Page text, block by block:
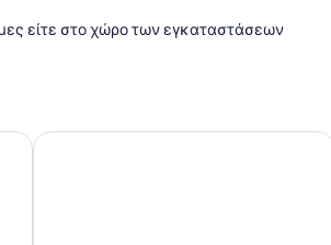
είτε στο χώρο των εγκαταστάσεων
μεζονέτα στο ρομαντικό
Issy: διαμέρισμα 1 υπνοδωματίου